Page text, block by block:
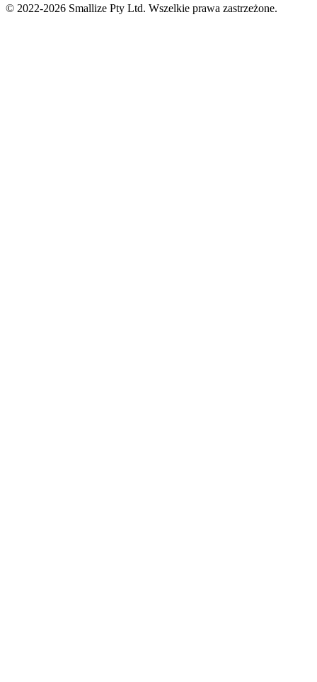
© 2022-2026 Smallize Pty Ltd. Wszelkie prawa zastrzeżone.